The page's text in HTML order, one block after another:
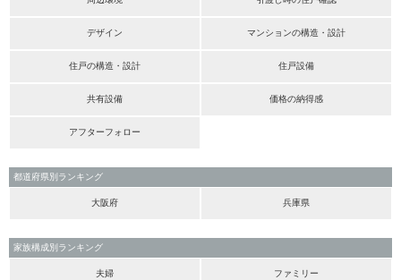
デザイン マンションの構造・設計
住戸の構造・設計 住戸設備
共有設備 価格の納得感
アフターフォロー
都道府県別ランキング
大阪府 兵庫県
家族構成別ランキング
夫婦 ファミリー